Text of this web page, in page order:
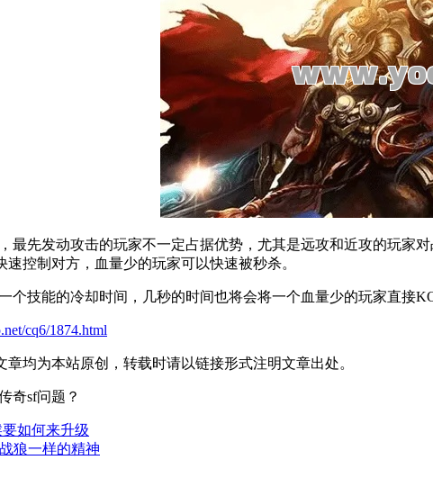
最先发动攻击的玩家不一定占据优势，尤其是远攻和近攻的玩家
控制对方，血量少的玩家可以快速被秒杀。
个技能的冷却时间，几秒的时间也将会将一个血量少的玩家直接
cq6/1874.html
均为本站原创，转载时请以链接形式注明文章出处。
奇sf问题？
如何来升级
狼一样的精神